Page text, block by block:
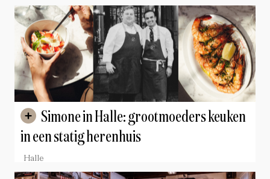
in een statig herenhuis
Halle